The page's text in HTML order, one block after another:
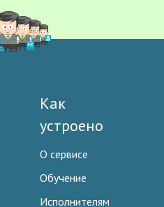
Как
устроено
О сервисе
Обучение
Исполнителям